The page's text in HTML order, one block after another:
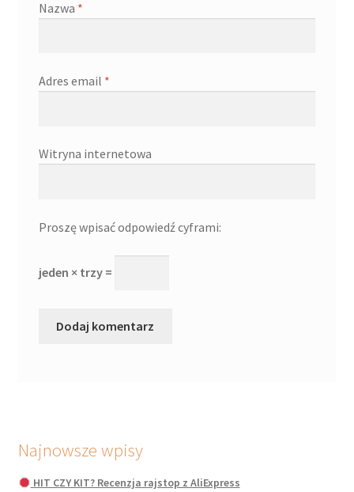
Nazwa *
Adres email *
Witryna internetowa
Proszę wpisać odpowiedź cyframi:
jeden × trzy =
Najnowsze wpisy
HIT CZY KIT? Recenzja rajstop z AliExpress